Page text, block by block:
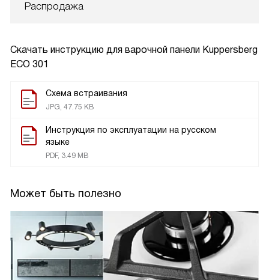
Распродажа
Скачать инструкцию для варочной панели Kuppersberg
ECO 301
Схема встраивания
JPG, 47.75 KB
Инструкция по эксплуатации на русском
языке
PDF, 3.49 MB
Может быть полезно